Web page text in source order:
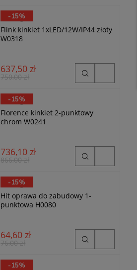
MaxLight
Flink kinkiet 1xLED/12W/IP44 złoty
W0318
637,50 zł
750,00 zł
-15%
MaxLight
Florence kinkiet 2-punktowy
chrom W0241
736,10 zł
866,00 zł
-15%
MaxLight
Hit oprawa do zabudowy 1-
punktowa H0080
64,60 zł
76,00 zł
-15%
MaxLight
-15%